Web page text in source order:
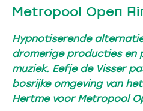
Metropool Open
Hypnotiserende
dromerige producties en
muziek. Eefje de Visser
bosrijke omgeving van
Hertme voor Metropool